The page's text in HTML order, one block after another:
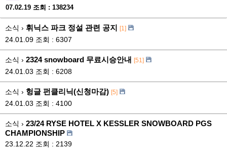
07.02.19 조회 : 138234
소식 › 휘닉스 파크 정설 관련 공지 [1]
24.01.09 조회 : 6307
소식 › 2324 snowboard 무료시승안내 [51]
24.01.03 조회 : 6208
소식 › 헝글 펀클리닉(신청마감) [5]
24.01.03 조회 : 4100
소식 › 23/24 RYSE HOTEL X KESSLER SNOWBOARD PGS
CHAMPIONSHIP
23.12.22 조회 : 2139